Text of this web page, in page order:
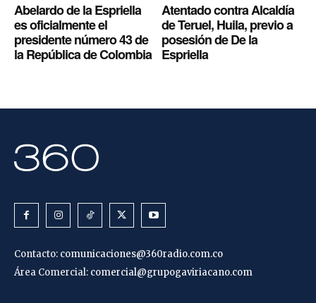
Abelardo de la Espriella
es oficialmente el
presidente número 43 de
la República de Colombia
Atentado contra Alcaldía
de Teruel, Huila, previo a
posesión de De la
Espriella
Contacto: comunicaciones@360radio.com.co
Área Comercial: comercial@grupogaviriacano.com